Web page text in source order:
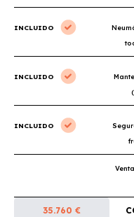
INCLUIDO
INCLUIDO
INCLUIDO
35.760 €